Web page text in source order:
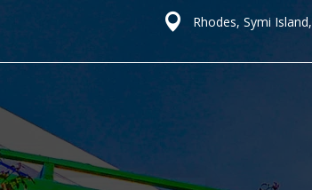
Rhodes, Symi Island,